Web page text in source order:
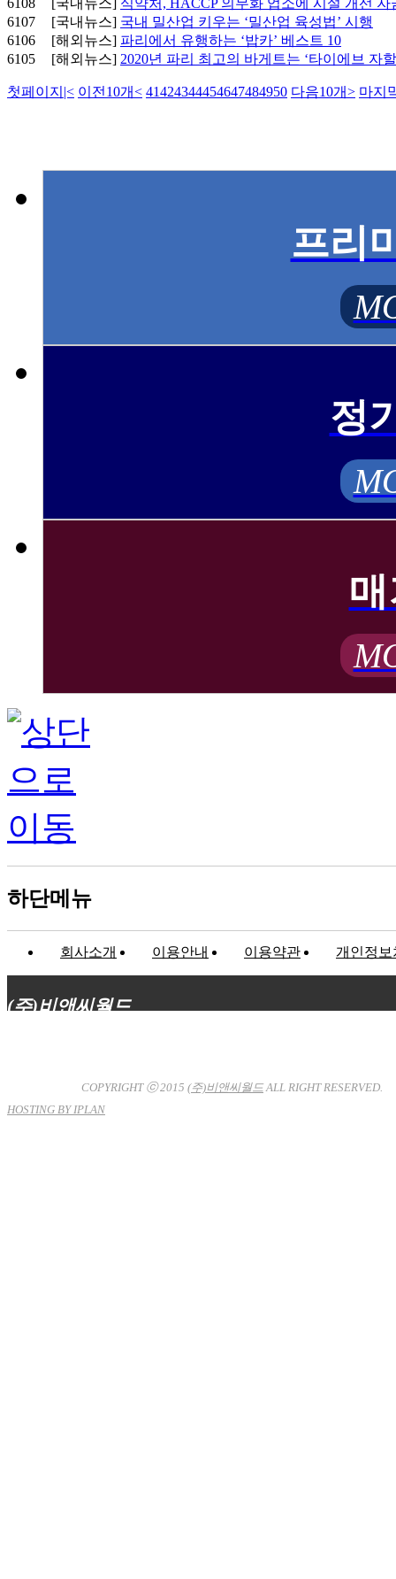
6108 [국내뉴스] 식약처, HACCP 의무화 업소에 시설 개선 자
6107
[국내뉴스] 국내 밀산업 키우는 ‘밀산업 육성법’ 시행
6106
[해외뉴스] 파리에서 유행하는 ‘밥카’ 베스트 10
6105
[해외뉴스] 2020년 파리 최고의 바게트는 ‘타이에브 자
첫페이지 |< 이전10개< 41424344454647484950 다음10개> 마지
프리
정
하단메뉴
회사소개 이용안내 이용약관 개인정보
(주)비앤씨월드
COPYRIGHT ⓒ 2015 (주)비앤씨월드ALL RIGHT RESERVED.
HOSTING BY IPLAN